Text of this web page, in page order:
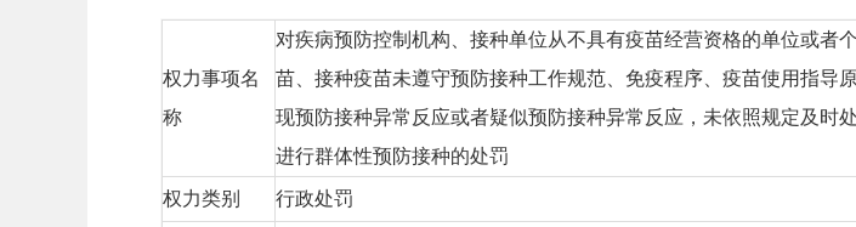
权力事项名
称
对疾病预防控制机构、接种单位从不具有疫苗经营资格的单位或者
苗、接种疫苗未遵守预防接种工作规范、免疫程序、疫苗使用指导
现预防接种异常反应或者疑似预防接种异常反应，未依照规定及时
进行群体性预防接种的处罚
权力类别 行政处罚